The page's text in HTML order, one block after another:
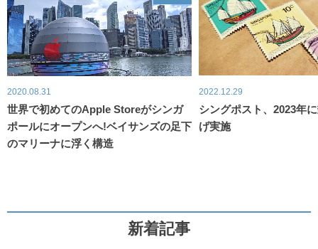
2020.08.31
世界で初めてのApple Storeがシンガ
ポールにオープンへ!ベイサンズの足下
のマリーナに浮く構造
2022.12.29
シングポスト、2023年
げ実施
新着記事